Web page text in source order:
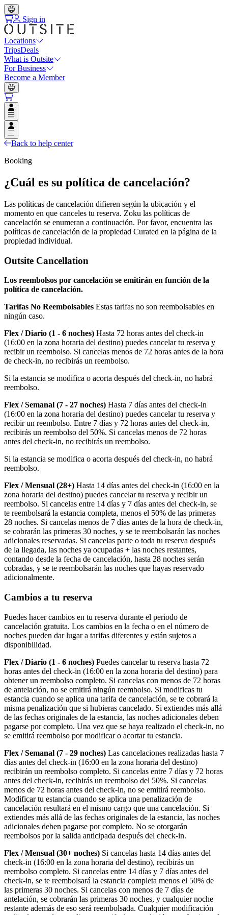
Sign in
Locations
TripsDeals
What is Outsite
For Business
Become a Member
Open user menu
Open user menu
Back to help center
Booking
¿Cuál es su política de cancelación?
Las políticas de cancelación difieren según la ubicación y el
momento en que canceles tu reserva. Zoku las políticas de
cancelación se enumeran a continuación. Por favor, encuentra las
políticas de cancelación de la propiedad Curated en la página de la
propiedad individual.
Outsite Cancellation
Los reembolsos por cancelación se emitirán en función de la
política de cancelación.
Tarifas No Reembolsables Estas tarifas no son reembolsables en
ningún caso.
Flex / Diario (1 - 6 noches) Hasta 72 horas antes del check-in
(16:00 en la zona horaria del destino) puedes cancelar tu reserva y
recibir un reembolso. Si cancelas menos de 72 horas antes de la hora
de check-in, no recibirás un reembolso.
Si la estancia se modifica o acorta después del check-in, no habrá
reembolso.
Flex / Semanal (7 - 27 noches) Hasta 7 días antes del check-in
(16:00 en la zona horaria del destino) puedes cancelar tu reserva y
recibir un reembolso. Entre 7 días y 72 horas antes del check-in,
recibirás un reembolso del 50%. Si cancelas menos de 72 horas
antes del check-in, no recibirás un reembolso.
Si la estancia se modifica o acorta después del check-in, no habrá
reembolso.
Flex / Mensual (28+) Hasta 14 días antes del check-in (16:00 en la
zona horaria del destino) puedes cancelar tu reserva y recibir un
reembolso. Si cancelas entre 14 días y 7 días antes del check-in, se
te reembolsará la estancia completa, menos el 50% de las primeras
28 noches. Si cancelas menos de 7 días antes de la hora de check-in,
se cobrarán las primeras 30 noches, y se te reembolsarán las noches
adicionales reservadas. Si cancelas parte o toda tu reserva después
de la llegada, las noches ya ocupadas + las noches restantes,
contando desde la fecha de cancelación, hasta 28 noches serán
cobradas, y se te reembolsarán las noches que hayas reservado
adicionalmente.
Cambios a tu reserva
Puedes hacer cambios en tu reserva durante el periodo de
cancelación gratuita. Los cambios en la fecha o en el número de
noches pueden dar lugar a tarifas diferentes y están sujetos a
disponibilidad.
Flex / Diario (1 - 6 noches) Puedes cancelar tu reserva hasta 72
horas antes del check-in (16:00 en la zona horaria del destino) para
obtener un reembolso completo. Si cancelas con menos de 72 horas
de antelación, no se emitirá ningún reembolso. Si modificas tu
estancia cuando se aplica una tarifa de cancelación, se te cobrará la
misma penalización que si hubieras cancelado. Si extiendes más allá
de las fechas originales de la estancia, las noches adicionales deben
pagarse por completo. Una vez que se haya realizado el check-in, no
se emitirá reembolso por modificar o acortar tu estancia.
Flex / Semanal (7 - 29 noches) Las cancelaciones realizadas hasta 7
días antes del check-in (16:00 en la zona horaria del destino)
recibirán un reembolso completo. Si cancelas entre 7 días y 72 horas
antes del check-in, recibirás un reembolso del 50%. Si cancelas
menos de 72 horas antes del check-in, no se emitirá reembolso.
Modificar tu estancia cuando se aplica una penalización de
cancelación resultará en el mismo cargo que una cancelación. Si
extiendes más allá de las fechas originales de la estancia, las noches
adicionales deben pagarse por completo. No se otorgarán
reembolsos por la salida anticipada después del check-in.
Flex / Mensual (30+ noches) Si cancelas hasta 14 días antes del
check-in (16:00 en la zona horaria del destino), recibirás un
reembolso completo. Si cancelas entre 14 días y 7 días antes del
check-in, se te reembolsará la estancia completa menos el 50% de
las primeras 30 noches. Si cancelas con menos de 7 días de
antelación, se cobrarán las primeras 30 noches, y cualquier noche
restante además de eso será reembolsada. Cualquier modificación